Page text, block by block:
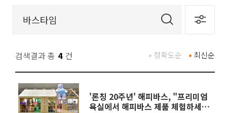
검색결과 총 4 건 최신순
정확도순
'론칭 20주년' 해피바스, "프리미엄
욕실에서 해피바스 제품 체험하세